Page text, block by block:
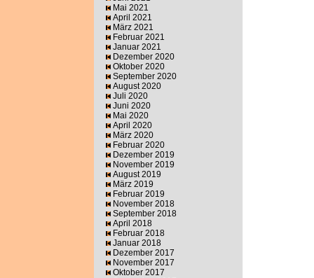
Mai 2021
April 2021
März 2021
Februar 2021
Januar 2021
Dezember 2020
Oktober 2020
September 2020
August 2020
Juli 2020
Juni 2020
Mai 2020
April 2020
März 2020
Februar 2020
Dezember 2019
November 2019
August 2019
März 2019
Februar 2019
November 2018
September 2018
April 2018
Februar 2018
Januar 2018
Dezember 2017
November 2017
Oktober 2017